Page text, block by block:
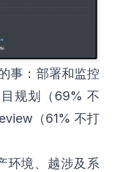
事：部署和监控
规划（69% 不
（61% 不打
环境、越涉及系